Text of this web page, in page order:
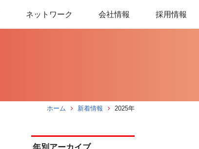
ネットワーク 会社情報 採用情報
ホーム 新着情報 2025年
年別アーカイブ